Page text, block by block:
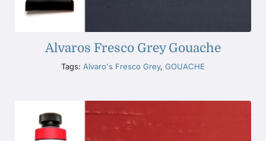
Alvaros Fresco Grey Gouache
Tags: Alvaro's Fresco Grey, GOUACHE